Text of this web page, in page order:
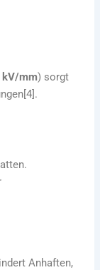
kV/mm) sorgt
Anhaften,